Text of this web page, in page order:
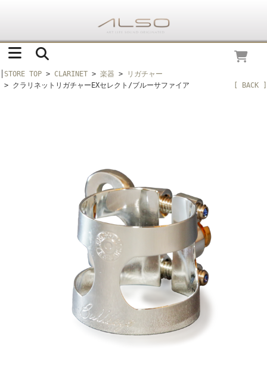
STORE TOP > CLARINET > 楽器 >
リガチャー
> クラリネットリガチャーEXセレクト/ブルーサファイア
[ BACK ]